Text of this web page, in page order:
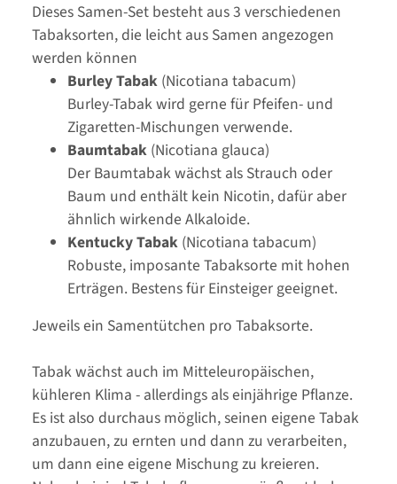
Dieses Samen-Set besteht aus 3 verschiedenen
Tabaksorten, die leicht aus Samen angezogen
werden können
Burley Tabak (Nicotiana tabacum)
Burley-Tabak wird gerne für Pfeifen- und
Zigaretten-Mischungen verwende.
Baumtabak (Nicotiana glauca)
Der Baumtabak wächst als Strauch oder
Baum und enthält kein Nicotin, dafür aber
ähnlich wirkende Alkaloide.
Kentucky Tabak (Nicotiana tabacum)
Robuste, imposante Tabaksorte mit hohen
Erträgen. Bestens für Einsteiger geeignet.
Jeweils ein Samentütchen pro Tabaksorte.
Tabak wächst auch im Mitteleuropäischen,
kühleren Klima - allerdings als einjährige Pflanze.
Es ist also durchaus möglich, seinen eigene Tabak
anzubauen, zu ernten und dann zu verarbeiten,
um dann eine eigene Mischung zu kreieren.